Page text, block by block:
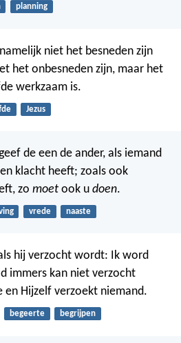
planning
niet het besneden zijn
het onbesneden zijn, maar het
werkzaam is.
Jezus
de een de ander, als iemand
klacht heeft; zoals ook
zo moet ook u doen.
vrede naaste
hij verzocht wordt: Ik word
immers kan niet verzocht
Hijzelf verzoekt niemand.
begeerte begrijpen